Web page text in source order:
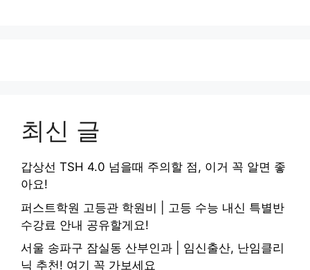
최신 글
갑상선 TSH 4.0 넘을때 주의할 점, 이거 꼭 알면 좋
아요!
퍼스트학원 고등관 학원비 | 고등 수능 내신 특별반
수강료 안내 공유할게요!
서울 송파구 잠실동 산부인과 | 임신출산, 난임클리
닉 추천! 여기 꼭 가보세요